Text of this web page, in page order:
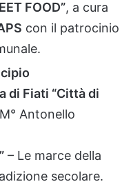
FOOD”, a cura
con il patrocinio
di Fiati “Cittàdi
M° Antonello
– Le marce della
secolare.